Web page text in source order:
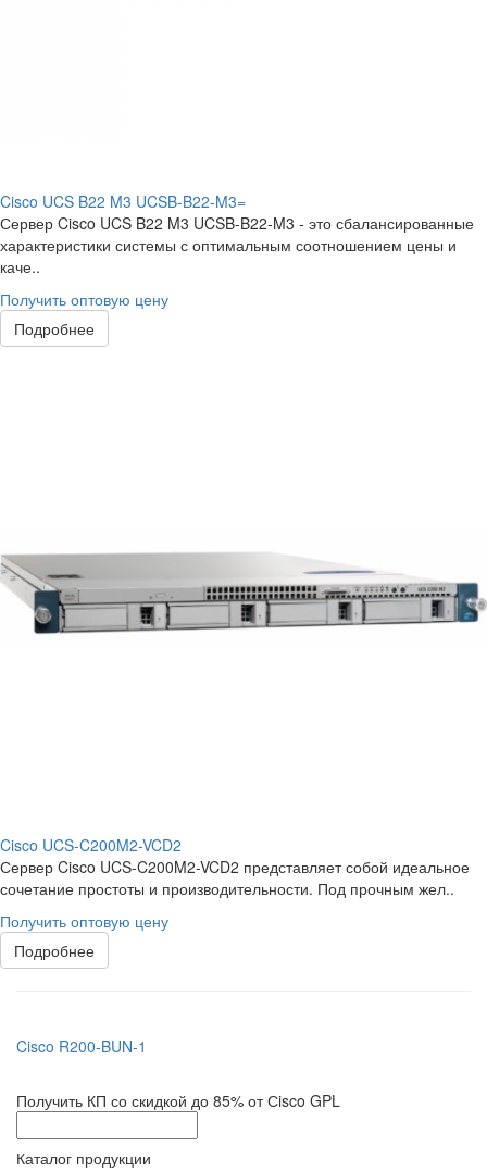
Cisco UCS B22 M3 UCSB-B22-M3=
Сервер Cisco UCS B22 M3 UCSB-B22-M3 - это сбалансированные
характеристики системы с оптимальным соотношением цены и
каче..
Получить оптовую цену
Подробнее
Cisco UCS-C200M2-VCD2
Сервер Cisco UCS-C200M2-VCD2 представляет собой идеальное
сочетание простоты и производительности. Под прочным жел..
Получить оптовую цену
Подробнее
Cisco R200-BUN-1
Получить КП со скидкой до 85% от Сisco GPL
Каталог продукции